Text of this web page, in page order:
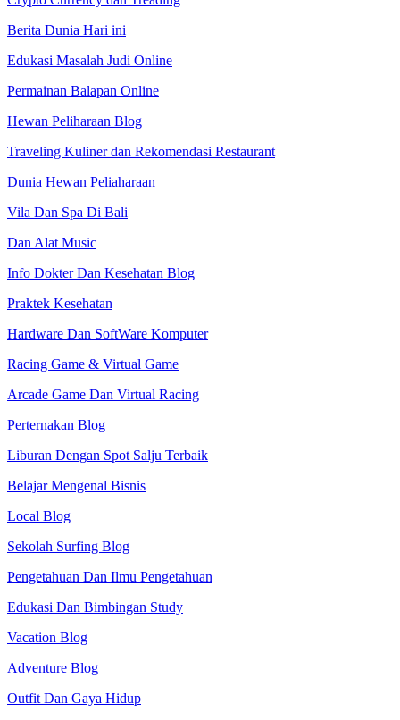
Berita Dunia Hari ini
Edukasi Masalah Judi Online
Permainan Balapan Online
Hewan Peliharaan Blog
Traveling Kuliner dan Rekomendasi Restaurant
Dunia Hewan Peliaharaan
Vila Dan Spa Di Bali
Dan Alat Music
Info Dokter Dan Kesehatan Blog
Praktek Kesehatan
Hardware Dan SoftWare Komputer
Racing Game & Virtual Game
Arcade Game Dan Virtual Racing
Perternakan Blog
Liburan Dengan Spot Salju Terbaik
Belajar Mengenal Bisnis
Local Blog
Sekolah Surfing Blog
Pengetahuan Dan Ilmu Pengetahuan
Edukasi Dan Bimbingan Study
Vacation Blog
Adventure Blog
Outfit Dan Gaya Hidup